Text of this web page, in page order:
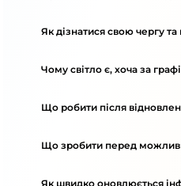
Як дізнатися свою чергу та
Чому світло є, хоча за
Що робити після
Що зробити перед
Як швидко оновлюється